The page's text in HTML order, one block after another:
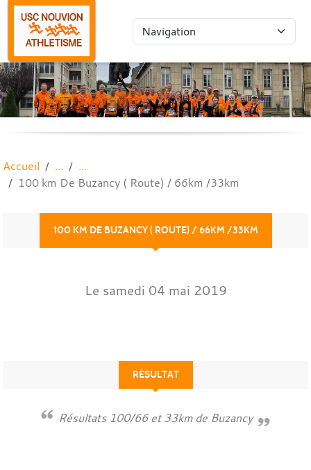
Accueil
100 km De Buzancy ( Route) / 66km /33km
100 KM DE BUZANCY ( ROUTE) / 66KM /33KM
Le samedi 04 mai 2019
RÉSULTAT
Résultats 100/66 et 33km de Buzancy
Panneau de gestion des cookies